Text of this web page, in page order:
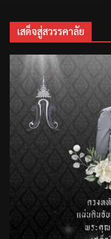
เสด็จสู่สวรรคาลัย